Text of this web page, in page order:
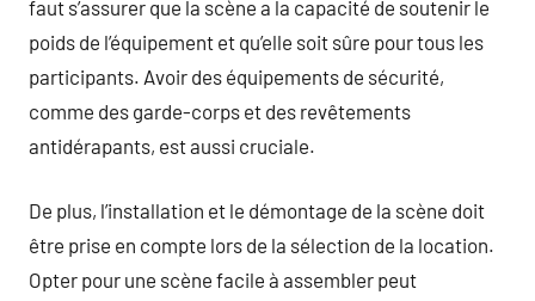
faut s’assurer que la scène a la capacité de soutenir le
poids de l’équipement et qu’elle soit sûre pour tous les
participants. Avoir des équipements de sécurité,
comme des garde-corps et des revêtements
antidérapants, est aussi cruciale.
De plus, l’installation et le démontage de la scène doit
être prise en compte lors de la sélection de la location.
Opter pour une scène facile à assembler peut